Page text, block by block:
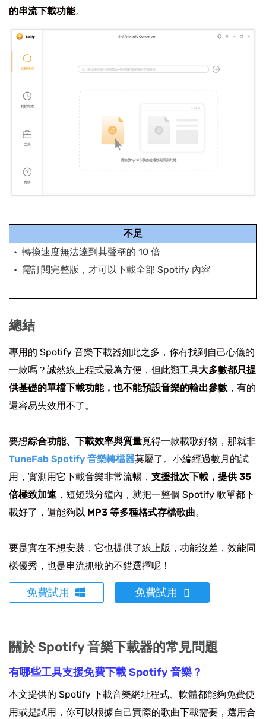
的串流下載功能。
不足
轉換速度無法達到其聲稱的 10 倍
需訂閱完整版，才可以下載全部 Spotify 內容
總結
專用的 Spotify 音樂下載器如此之多，你有找到自己心儀的
一款嗎？誠然線上程式最為方便，但此類工具大多數都只提
供基礎的單檔下載功能，也不能預設音樂的輸出參數 ，有的
還容易失效用不了。
要想綜合功能、下載效率與質量覓得一款載歌好物，那就非
TuneFab Spotify 音樂轉檔器莫屬了。小編經過數月的試
用，實測用它下載音樂非常流暢， 支援批次下載，提供 35
倍極致加速 ，短短幾分鐘內，就把一整個 Spotify 歌單都下
載好了，還能夠以 MP3 等多種格式存檔歌曲。
要是實在不想安裝，它也提供了線上版，功能沒差，效能同
樣優秀，也是串流抓歌的不錯選擇呢！
免費試用 免費試用
關於 Spotify 音樂下載器的常見問題
有哪些工具支援免費下載 Spotify 音樂？
本文提供的 Spotify 下載音樂網址程式、軟體都能夠免費使
用或是試用，你可以根據自己實際的歌曲下載需要，選用合